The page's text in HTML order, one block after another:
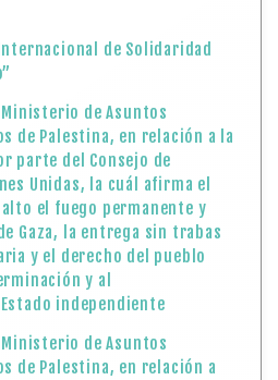
de Solidaridad
de Asuntos
de Palestina, en relación a la
parte del Consejo de
Unidas, la cuál afirma el
el fuego permanente y
Gaza, la entrega sin trabas
y el derecho del pueblo
y al
independiente
de Asuntos
de Palestina, en relación a